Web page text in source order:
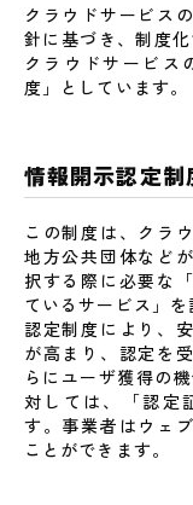
クラウドサービス
針に基づき、制度
クラウドサービス
度」としています。
情報開示認定制
この制度は、クラ
地方公共団体など
択する際に必要な
ているサービス」を
認定制度により、
が高まり、認定を
らにユーザ獲得の
対しては、「認定
す。事業者はウェ
ことができます。